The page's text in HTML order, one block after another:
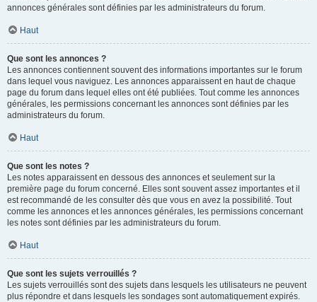
annonces générales sont définies par les administrateurs du forum.
Haut
Que sont les annonces ?
Les annonces contiennent souvent des informations importantes sur le forum
dans lequel vous naviguez. Les annonces apparaissent en haut de chaque
page du forum dans lequel elles ont été publiées. Tout comme les annonces
générales, les permissions concernant les annonces sont définies par les
administrateurs du forum.
Haut
Que sont les notes ?
Les notes apparaissent en dessous des annonces et seulement sur la
première page du forum concerné. Elles sont souvent assez importantes et il
est recommandé de les consulter dès que vous en avez la possibilité. Tout
comme les annonces et les annonces générales, les permissions concernant
les notes sont définies par les administrateurs du forum.
Haut
Que sont les sujets verrouillés ?
Les sujets verrouillés sont des sujets dans lesquels les utilisateurs ne peuvent
plus répondre et dans lesquels les sondages sont automatiquement expirés.